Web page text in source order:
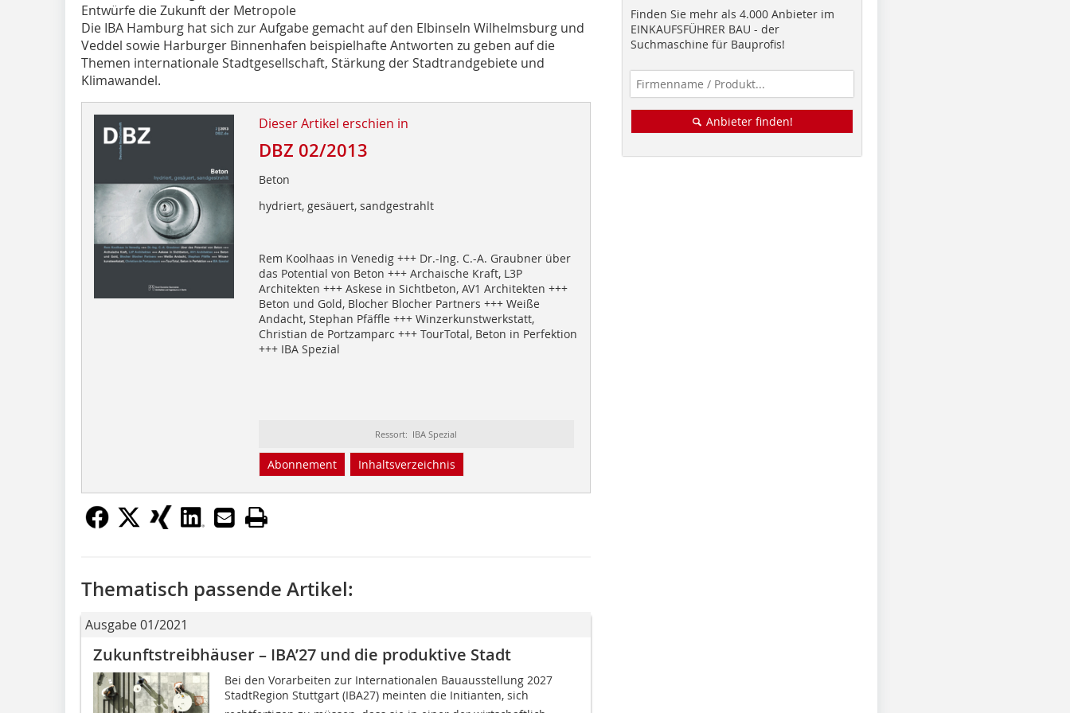
Entwürfe die Zukunft der Metropole
Die IBA Hamburg hat sich zur Aufgabe gemacht auf den Elbinseln Wilhelmsburg und
Veddel sowie Harburger Binnenhafen beispielhafte Antworten zu geben auf die
Themen internationale Stadtgesellschaft, Stärkung der Stadtrandgebiete und
Klimawandel.
Dieser Artikel erschien in
DBZ 02/2013
Beton
hydriert, gesäuert, sandgestrahlt
Rem Koolhaas in Venedig +++ Dr.-Ing. C.-A. Graubner über
das Potential von Beton +++ Archaische Kraft, L3P
Architekten +++ Askese in Sichtbeton, AV1 Architekten +++
Beton und Gold, Blocher Blocher Partners +++ Weiße
Andacht, Stephan Pfäffle +++ Winzerkunstwerkstatt,
Christian de Portzamparc +++ TourTotal, Beton in Perfektion
+++ IBA Spezial
Ressort: IBA Spezial
Abonnement Inhaltsverzeichnis
Thematisch passende Artikel:
Ausgabe 01/2021
Zukunftstreibhäuser – IBA’27 und die produktive Stadt
Bei den Vorarbeiten zur Internationalen Bauausstellung 2027
StadtRegion Stuttgart (IBA27) meinten die Initianten, sich
Finden Sie mehr als 4.000 Anbieter im
EINKAUFSFÜHRER BAU - der
Suchmaschine für Bauprofis!
Anbieter finden!